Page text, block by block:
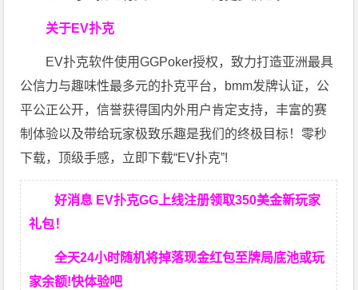
关于EV扑克
EV扑克软件使用GGPoker授权，致力打造亚洲最具
公信力与趣味性最多元的扑克平台，bmm发牌认证，公
平公正公开，信誉获得国内外用户肯定支持，丰富的赛
制体验以及带给玩家极致乐趣是我们的终极目标！零秒
下载，顶级手感，立即下载“EV扑克”!
好消息 EV扑克GG上线注册领取350美金新玩家
礼包！
全天24小时随机将掉落现金红包至牌局底池或玩
家余额!快体验吧